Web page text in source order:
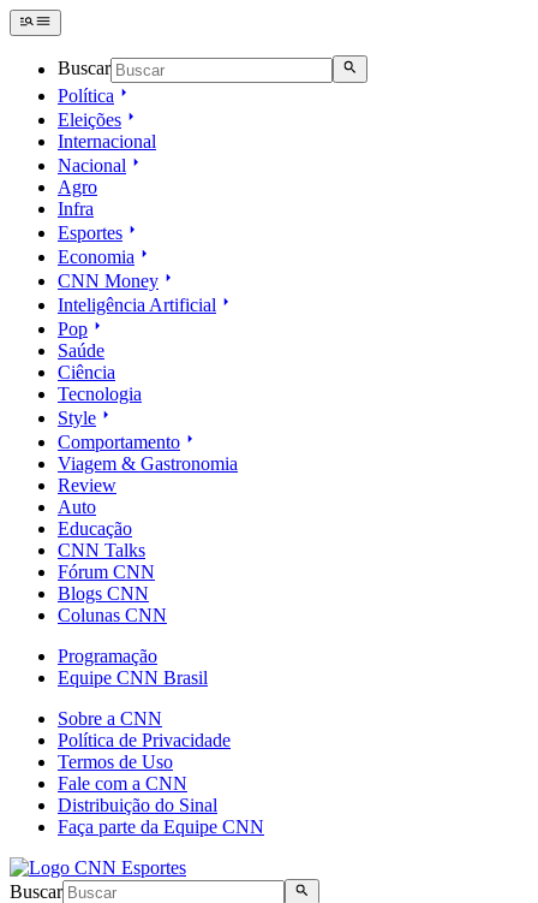
Buscar
Política
Eleições
Internacional
Nacional
Agro
Infra
Esportes
Economia
CNN Money
Inteligência Artificial
Pop
Saúde
Ciência
Tecnologia
Style
Comportamento
Viagem & Gastronomia
Review
Auto
Educação
CNN Talks
Fórum CNN
Blogs CNN
Colunas CNN
Programação
Equipe CNN Brasil
Sobre a CNN
Política de Privacidade
Termos de Uso
Fale com a CNN
Distribuição do Sinal
Faça parte da Equipe CNN
Buscar